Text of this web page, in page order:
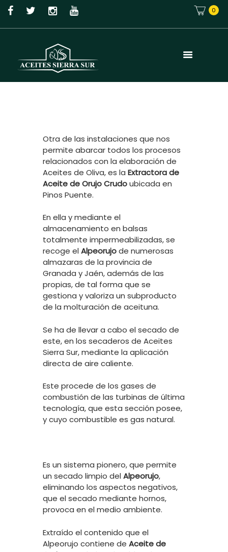
0
Otra de las instalaciones que nos
permite abarcar todos los procesos
relacionados con la elaboración de
Aceites de Oliva, es la Extractora de
Aceite de Orujo Crudoubicada en
Pinos Puente.
En ella y mediante el
almacenamiento en balsas
totalmente impermeabilizadas, se
recoge el Alpeorujode numerosas
almazaras de la provincia de
Granada y Jaén, además de las
propias, de tal forma que se
gestiona y valoriza un subproducto
de la molturación de aceituna.
Se ha de llevar a cabo el secado de
este, en los secaderos de Aceites
Sierra Sur, mediante la aplicación
directa de aire caliente.
Este procede de los gases de
combustión de las turbinas de última
tecnología, que esta sección posee,
y cuyo combustible es gas natural.
Es un sistema pionero, que permite
un secado limpio del Alpeorujo,
eliminando los aspectos negativos,
que el secado mediante hornos,
provoca en el medio ambiente.
Extraído el contenido que el
Alpeorujo contiene de Aceite de